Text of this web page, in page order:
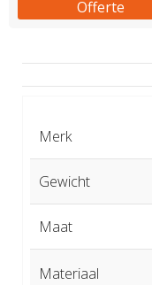
Offerte
Merk
Gewicht
Maat
Materiaal